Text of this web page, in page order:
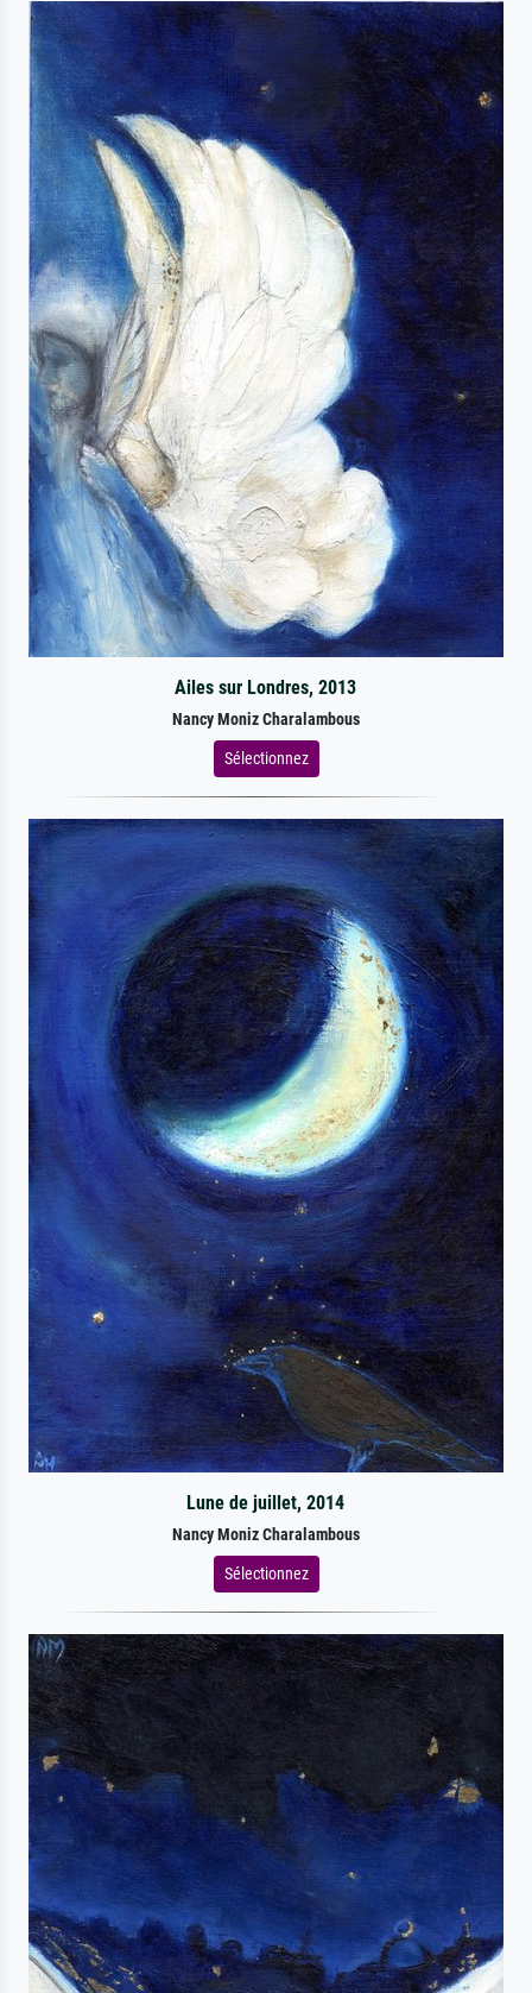
Ailes sur Londres, 2013
Nancy Moniz Charalambous
Sélectionnez
Lune de juillet, 2014
Nancy Moniz Charalambous
Sélectionnez